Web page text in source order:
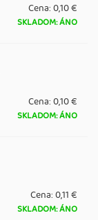
Cena:0,10 €
SKLADOM: ÁNO
Cena:0,10 €
SKLADOM: ÁNO
Cena:0,11 €
SKLADOM: ÁNO